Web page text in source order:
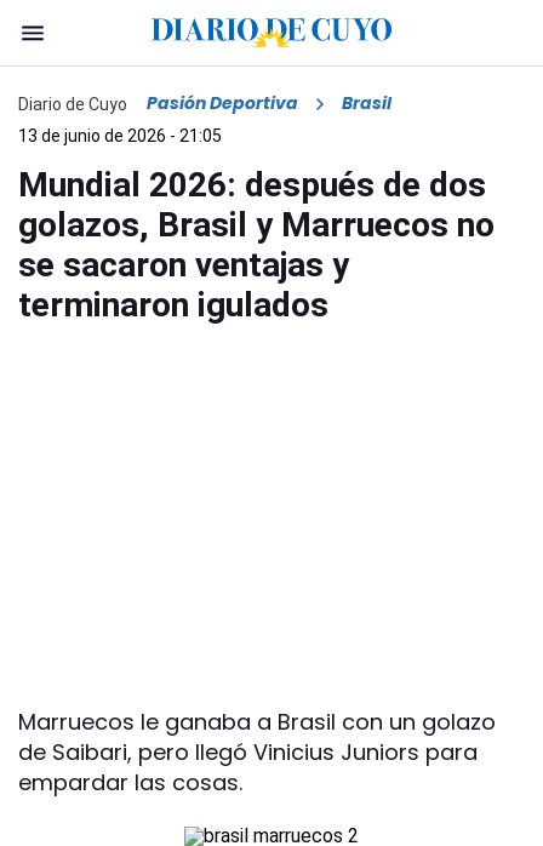
Diario de Cuyo Pasión Deportiva Brasil
13 de junio de 2026 - 21:05
Mundial 2026: después de dos
golazos, Brasil y Marruecos no
se sacaron ventajas y
terminaron igulados
Marruecos le ganaba a Brasil con un golazo
de Saibari, pero llegó Vinicius Juniors para
empardar las cosas.